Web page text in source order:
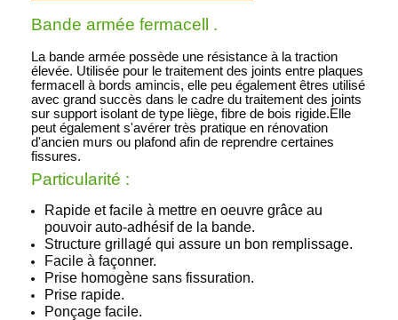
Bande armée fermacell .
La bande armée possède une résistance à la traction
élevée. Utilisée pour le traitement des joints entre plaques
fermacell à bords amincis, elle peu également êtres utilisé
avec grand succès dans le cadre du traitement des joints
sur support isolant de type liège, fibre de bois rigide.Elle
peut également s'avérer très pratique en rénovation
d'ancien murs ou plafond afin de reprendre certaines
fissures.
Particularité :
Rapide et facile à mettre en oeuvre grâce au
pouvoir auto-adhésif de la bande.
Structure grillagé qui assure un bon remplissage.
Facile à façonner.
Prise homogène sans fissuration.
Prise rapide.
Ponçage facile.